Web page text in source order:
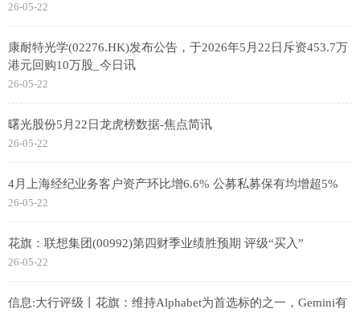
26-05-22
康耐特光学(02276.HK)发布公告，于2026年5月22日斥资453.7万
港元回购10万股_今日讯
26-05-22
曙光股份5月22日龙虎榜数据-焦点简讯
26-05-22
4月上海经纪业务客户资产环比增6.6% 公募私募保有均增超5%
26-05-22
花旗：联想集团(00992)第四财季业绩胜预期 评级“买入”
26-05-22
信息:大行评级丨花旗：维持Alphabet为首选标的之一，Gemini有